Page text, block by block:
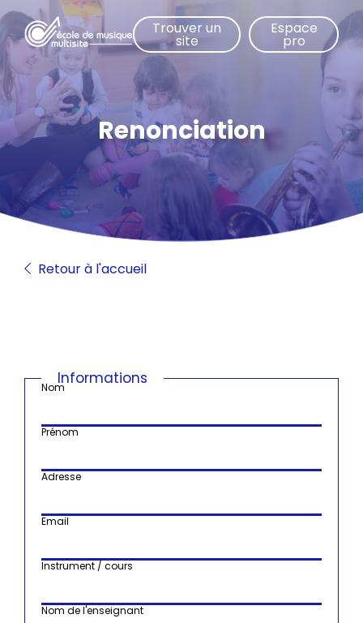
Aller
contenu
principal
Trouver un
site
Espace
pro
Renonciation
Retour à l'accueil
Informations
Nom
Prénom
Adresse
Email
Instrument / cours
Nom de l'enseignant